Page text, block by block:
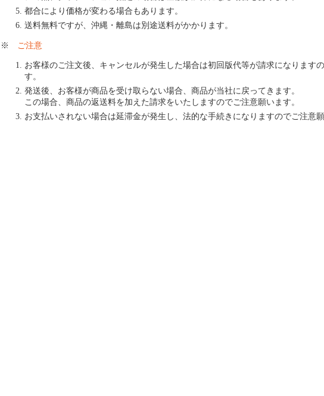
都合により価格が変わる場合もあります。
送料無料ですが、沖縄・離島は別途送料がかかります。
※ ご注意
お客様のご注文後、キャンセルが発生した場合は初回版代等が請求になります
す。
発送後、お客様が商品を受け取らない場合、商品が当社に戻ってきます。
この場合、商品の返送料を加えた請求をいたしますのでご注意願います。
お支払いされない場合は延滞金が発生し、法的な手続きになりますのでご注意願